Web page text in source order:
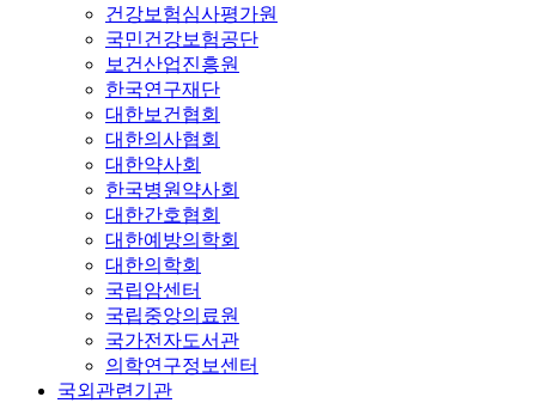
건강보험심사평가원
국민건강보험공단
보건산업진흥원
한국연구재단
대한보건협회
대한의사협회
대한약사회
한국병원약사회
대한간호협회
대한예방의학회
대한의학회
국립암센터
국립중앙의료원
국가전자도서관
의학연구정보센터
국외관련기관